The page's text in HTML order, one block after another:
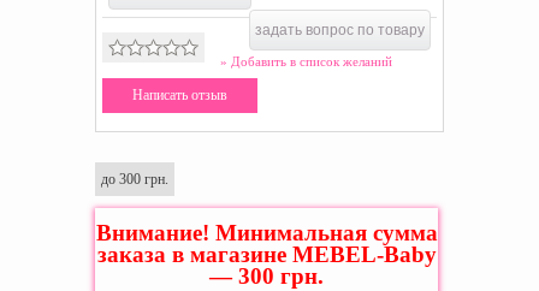
задать вопрос по товару
» Добавить в список желаний
Написать отзыв
до 300 грн.
Внимание! Минимальная сумма
заказа в магазине MEBEL-Baby
— 300 грн.